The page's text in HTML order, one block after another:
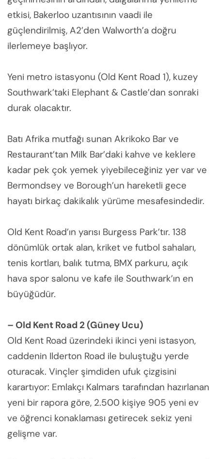
etkisi, Bakerloo uzantısının vaadi ile
güçlendirilmiş, A2’den Walworth’a doğru
ilerlemeye başlıyor.
Yeni metro istasyonu (Old Kent Road 1), kuzey
Southwark’taki Elephant & Castle’dan sonraki
durak olacaktır.
Batı Afrika mutfağı sunan Akrikoko Bar ve
Restaurant’tan Milk Bar’daki kahve ve keklere
kadar pek çok yemek yiyebileceğiniz yer var ve
Bermondsey ve Borough’un hareketli gece
hayatı birkaç dakikalık yürüme mesafesindedir.
Old Kent Road’ın yarısı Burgess Park’tır. 138
dönümlük ortak alan, kriket ve futbol sahaları,
tenis kortları, balık tutma, BMX parkuru, açık
hava spor salonu ve kafe ile Southwark’ın en
büyüğüdür.
– Old Kent Road 2 (Güney Ucu)
Old Kent Road üzerindeki ikinci yeni istasyon,
caddenin Ilderton Road ile buluştuğu yerde
oturacak. Vinçler şimdiden ufuk çizgisini
karartıyor: Emlakçı Kalmars tarafından hazırlanan
yeni bir rapora göre, 2.500 kişiye 905 yeni ev
ve öğrenci konaklaması getirecek sekiz yeni
gelişme var.